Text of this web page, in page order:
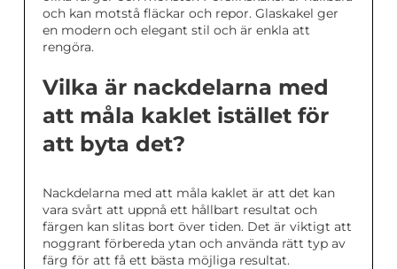
och kan motstå fläckar och repor. Glaskakel ger
en modern och elegant stil och är enkla att
rengöra.
Vilka är nackdelarna med
att måla kaklet istället för
att byta det?
Nackdelarna med att måla kaklet är att det kan
vara svårt att uppnå ett hållbart resultat och
färgen kan slitas bort över tiden. Det är viktigt att
noggrant förbereda ytan och använda rätt typ av
färg för att få ett bästa möjliga resultat.